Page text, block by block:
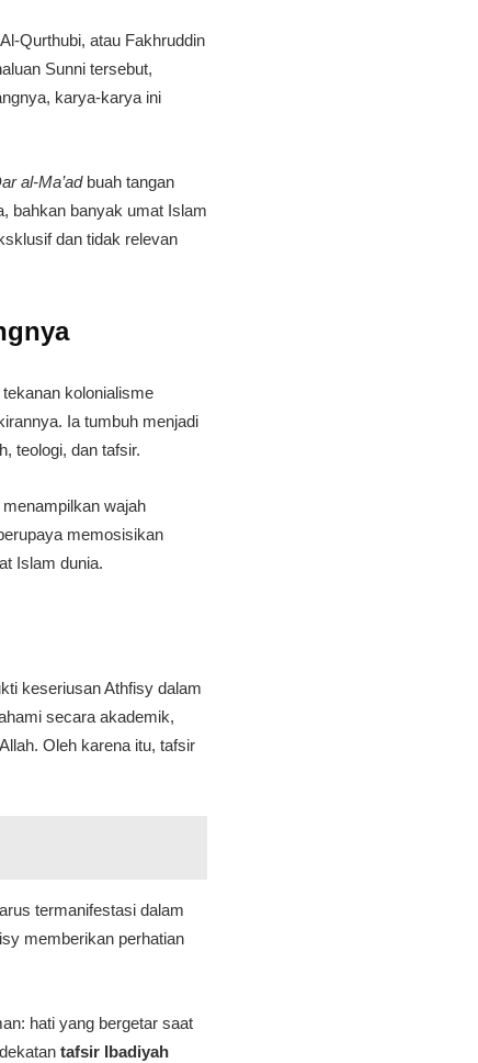
Qurthubi, atau Fakhruddin
Sunni tersebut,
karya-karya ini
al-Ma’adbuah tangan
bahkan banyak umat Islam
dan tidak relevan
kolonialisme
Ia tumbuh menjadi
teologi, dan tafsir.
wajah
memosisikan
Islam dunia.
keseriusan Athfisy dalam
secara akademik,
Oleh karena itu, tafsir
termanifestasi dalam
memberikan perhatian
hati yang bergetar saat
tafsir Ibadiyah